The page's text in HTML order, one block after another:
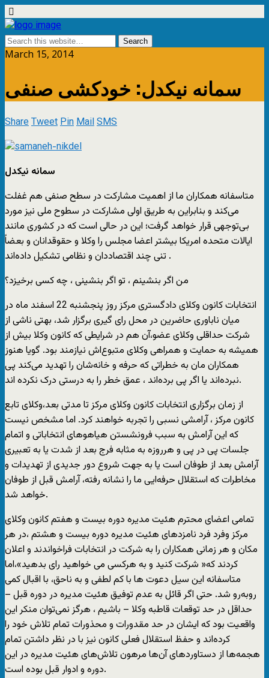
March 15, 2014
سمانه نيكدل: خودکشی صنفی
ShareTweetPinMailSMS
سمانه نيكدل
متاسفانه همکاران ما از اهمیت مشارکت در سطح صنفی هم غفلت
می‌کند و بنابراین به طریق اولی مشارکت در سطوح ملی نیز مورد
بی‌توجهی قرار خواهد گرفت؛ این در حالی است که در کشوری مانند
ایالات متحده امریکا بیشتر اعضا مجلس را وکلا و حقوقدانان و بعضاً
تنی چند اقتصاددان و نظامی تشکیل داده‌اند .
من اگر بنشینم ، تو اگر بنشینی ، چه کسی برخیزد؟
انتخابات کانون وکلای دادگستری مرکز روز پنجشنبه 22 اسفند ماه در
میان ناباوری حاضرین در محل رای گیری برگزار شد، بهتی ناشی از
شرکت حداقلی وکلای عضو،آن هم در شرایطی که کانون وکلا بیش از
همیشه به حمایت و همراهی وکلای متبوع‌اش نیازمند بود. گویا هنوز
همکاران مان به خطراتی که حرفه و خانه‌شان را تهدید می‌کند پی
نبرده‌اند یا اگر پی برده‌اند ، عمق خطر را به درستی درک نکرده اند.
از زمان برگزاری انتخابات کانون وکلای مرکز تا مدتی بعد،وکلای تابع
کانون مرکز ، آرامشی نسبی را تجربه خواهند کرد. اما مشخص نیست
که این آرامش به سبب فرونشستن هیاهوهای انتخاباتی و اتمام
جلسات پی در پی و هرروزه به مثابه فرج بعد از شدت یا به تعبیری
آرامش بعد از طوفان است یا به جهت شروع دور جدیدی از تهدیدات و
مخاطرات که استقلال حرفه‌ایی ما را نشانه رفته، آرامش قبل از طوفان
خواهد شد.
تمامی اعضای محترم هئیت مدیره دوره بیست و هفتم کانون وکلای
مرکز وفرد فرد نامزدهای هئیت مدیره دوره بیست و هشتم ،در هر
مکان و هر زمانی همکاران را به شرکت در انتخابات فراخواندند و اعلان
کردند که« شرکت کنید و به هرکسی می خواهید رای بدهید»،اما
متاسفانه این سیل دعوت ها با کم لطفی و به ناحق، با اقبال کمی
روبه‌رو شد. حتی اگر قائل به عدم توفیق هئیت مدیره در دوره قبل –
حداقل در حد توقعات قاطبه وکلا – باشیم ، هرگز نمی‌توان منکر این
واقعیت بود که ایشان در حد مقدورات و محذورات تمام تلاش خود را
کرده‌اند و حفظ استقلال فعلی کانون نیز با در نظر داشتن تمام
هجمه‌ها از دستاوردهای آن‌ها مرهون تلاش‌های هئیت مدیره در این
دوره و ادوار قبل بوده است.